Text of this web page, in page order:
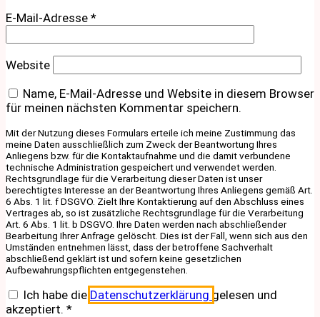
E-Mail-Adresse *
Website
Name, E-Mail-Adresse und Website in diesem Browser
für meinen nächsten Kommentar speichern.
Mit der Nutzung dieses Formulars erteile ich meine Zustimmung das
meine Daten ausschließlich zum Zweck der Beantwortung Ihres
Anliegens bzw. für die Kontaktaufnahme und die damit verbundene
technische Administration gespeichert und verwendet werden.
Rechtsgrundlage für die Verarbeitung dieser Daten ist unser
berechtigtes Interesse an der Beantwortung Ihres Anliegens gemäß Art.
6 Abs. 1 lit. f DSGVO. Zielt Ihre Kontaktierung auf den Abschluss eines
Vertrages ab, so ist zusätzliche Rechtsgrundlage für die Verarbeitung
Art. 6 Abs. 1 lit. b DSGVO. Ihre Daten werden nach abschließender
Bearbeitung Ihrer Anfrage gelöscht. Dies ist der Fall, wenn sich aus den
Umständen entnehmen lässt, dass der betroffene Sachverhalt
abschließend geklärt ist und sofern keine gesetzlichen
Aufbewahrungspflichten entgegenstehen.
Ich habe die Datenschutzerklärung gelesen und
akzeptiert. *